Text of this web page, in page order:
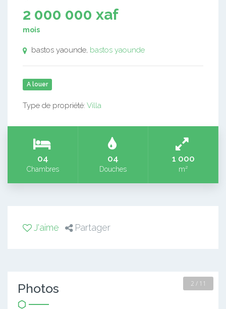
2 000 000 xaf
mois
bastos yaounde, bastos yaounde
A louer
Type de propriété: Villa
04
Chambres
04
Douches
1 000
m²
J'aime Partager
Photos 2 / 11